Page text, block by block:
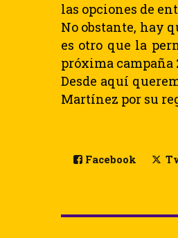
las opciones de
No obstante, hay
es otro que la
próxima campaña
Desde aquí
Martínez por su
Facebook